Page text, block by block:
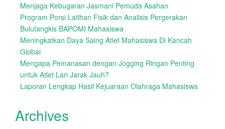
Menjaga Kebugaran Jasmani Pemuda Asahan
Program Porsi Latihan Fisik dan Analisis Pergerakan
Bulutangkis BAPOMI Mahasiswa
Meningkatkan Daya Saing Atlet Mahasiswa Di Kancah
Global
Mengapa Pemanasan dengan Jogging Ringan Penting
untuk Atlet Lari Jarak Jauh?
Laporan Lengkap Hasil Kejuaraan Olahraga Mahasiswa
Archives